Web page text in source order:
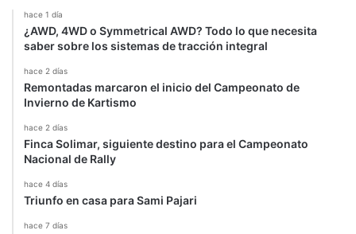
hace 1 día
¿AWD, 4WD o Symmetrical AWD? Todo lo que necesita
saber sobre los sistemas de tracción integral
hace 2 días
Remontadas marcaron el inicio del Campeonato de
Invierno de Kartismo
hace 2 días
Finca Solimar, siguiente destino para el Campeonato
Nacional de Rally
hace 4 días
Triunfo en casa para Sami Pajari
hace 7 días